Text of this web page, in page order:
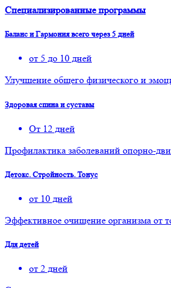
Специализированные программы
Баланс и Гармония всего через 5 дней
от 5 до 10 дней
Улучшение общего физического и
Здоровая спина и суставы
От 12 дней
Профилактика заболеваний опорно-
Детокс. Стройность. Тонус
от 10 дней
Эффективное очищение организма от
Для детей
от 2 дней